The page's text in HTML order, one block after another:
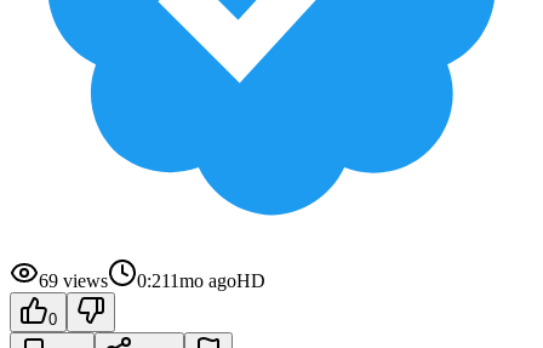
69 views 0:211mo agoHD
0